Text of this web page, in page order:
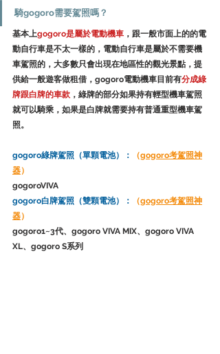
騎gogoro需要駕照嗎？
基本上gogoro是屬於電動機車 ，跟一般市面上的的電
動自行車是不太一樣的，電動自行車是屬於不需要機
車駕照的，大多數只會出現在地區性的觀光景點，提
供給一般遊客做租借，gogoro電動機車目前有分成綠
牌跟白牌的車款 ，綠牌的部分如果持有輕型機車駕照
就可以騎乘，如果是白牌就需要持有普通重型機車駕
照。
gogoro綠牌駕照（單顆電池）： （gogoro考駕照神
器）
gogoroVIVA
gogoro白牌駕照（雙顆電池）：
（gogoro考駕照神
器）
gogoro1~3代、gogoro VIVA MIX、gogoro VIVA
XL、gogoro S系列